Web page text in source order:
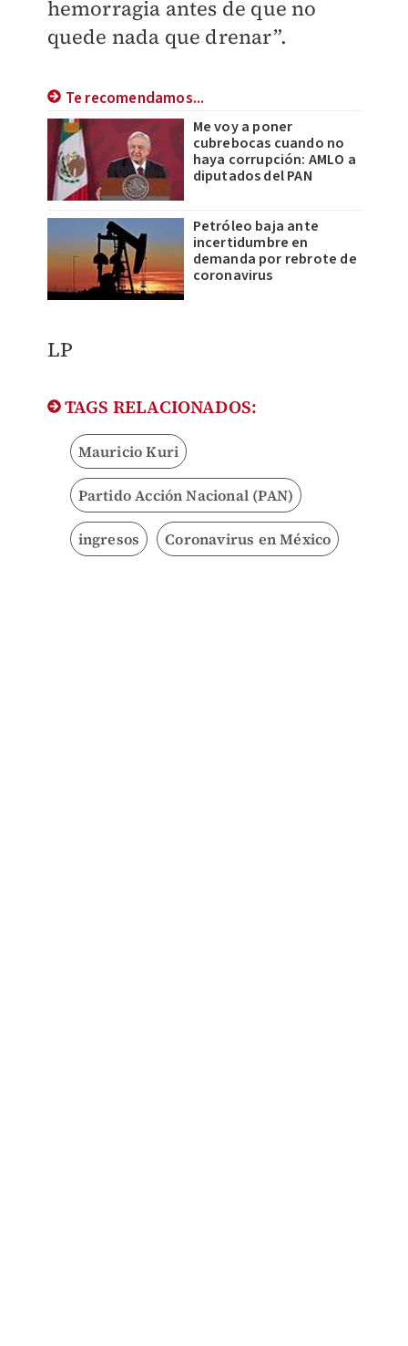
hemorragia antes de que no
quede nada que drenar”.
Te recomendamos...
Me voy a poner
cubrebocas cuando no
haya corrupción: AMLO a
diputados del PAN
Petróleo baja ante
incertidumbre en
demanda por rebrote de
coronavirus
​LP
TAGS RELACIONADOS:
Mauricio Kuri
Partido Acción Nacional (PAN)
ingresos Coronavirus en México